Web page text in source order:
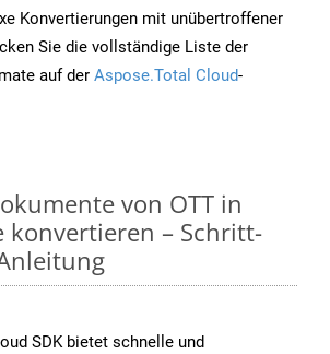
Konvertierungen mit unübertroffener
Sie die vollständige Liste der
auf der Aspose.Total Cloud-
von OTT in
konvertieren – Schritt-
SDK bietet schnelle und